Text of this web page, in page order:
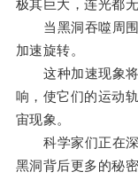
极其巨大，连光都
当黑洞吞噬周围
加速旋转。
这种加速现象将
响，使它们的运动
宙现象。
科学家们正在深
黑洞背后更多的秘密